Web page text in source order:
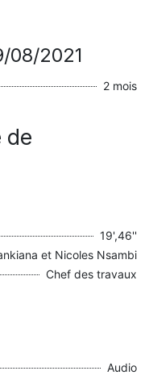
08/2021
2 mois
de
19',46''
et Nicoles Nsambi
Chef des travaux
Audio